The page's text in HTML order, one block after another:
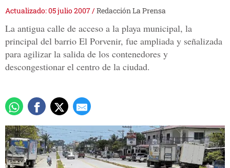
Actualizado: 05 julio 2007/Redacción La Prensa
La antigua calle de acceso a la playa municipal, la
principal del barrio El Porvenir, fue ampliada y señalizada
para agilizar la salida de los contenedores y
descongestionar el centro de la ciudad.